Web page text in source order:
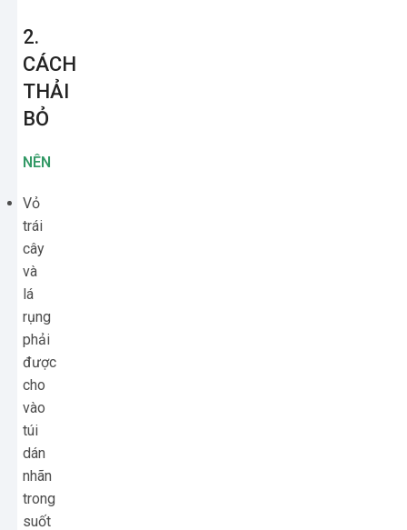
2.
CÁCH
THẢI
BỎ
NÊN
Vỏ
trái
cây
và
lá
rụng
phải
được
cho
vào
túi
dán
nhãn
trong
suốt